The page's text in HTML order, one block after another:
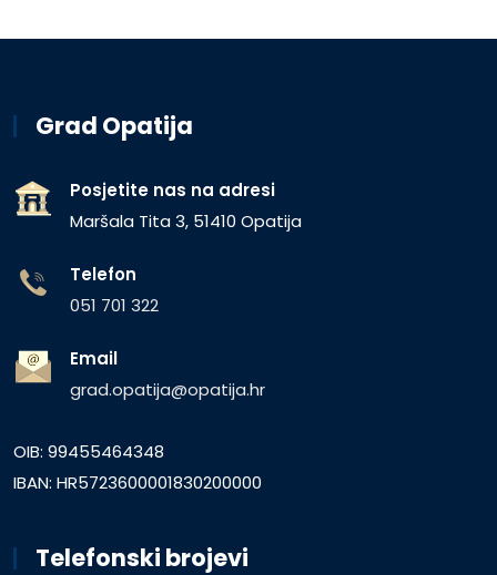
Grad Opatija
Posjetite nas na adresi
Maršala Tita 3, 51410 Opatija
Telefon
051 701 322
Email
grad.opatija@opatija.hr
OIB: 99455464348
IBAN: HR5723600001830200000
Telefonski brojevi